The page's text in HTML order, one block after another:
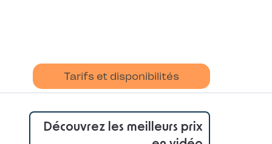
Tarifs et disponibilités
Découvrez les meilleurs prix